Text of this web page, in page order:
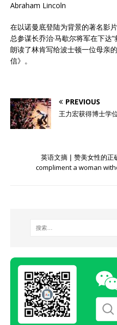
Abraham Lincoln
在以诺曼底登陆为背景的著名影
总参谋长乔治·马歇尔将军在下达
朗读了林肯写给波士顿一位母亲
信》。
PREVIOUS
王力宏获得博士学
英语文摘 | 赞美女性的正
compliment a woman